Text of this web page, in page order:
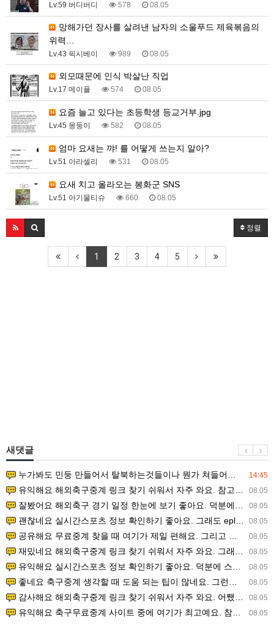
Lv.59 버디버디 578 08.05
위력…
Lv.43 픽시베이 989 08.05
외모때문에 인식 박살난 직업
Lv.17 메이플 574 08.05
요즘 늘고 있다는 초등학생 등교거부.jpg
Lv.45 몽둥이 582 08.05
엄마 요새는 꺄! 를 어떻게 쓰는지 알아?
Lv.51 아라셀리 531 08.05
요새 치고 올라오는 봉화군 SNS
Lv.51 아기물티슈 660 08.05
정렬
1 2 3 4 5
새댓글
14:45
누가봐도 민둥 만들어서 탈북하는것들이나 뭔가 쳐들어오는 낌새를 미리 알아차리기 위함이지 저걸 전쟁준비라고 하…
08.05
유익해요 해외축구중계 링크 찾기 쉬워서 자주 와요. 참고로 무료스포츠중계 정보 확인할 때 출처 꼭 체크해요.…
08.05
잘봤어요 해외축구 경기 일정 한눈에 보기 좋아요. 덕분에 epl중계 볼 때 공식 중계 채널 먼저 찾아봐요. …
08.05
괜찮네요 실시간스포츠 정보 확인하기 좋아요. 그래도 epl중계 볼 때 공식 중계 채널 먼저 찾아봐요. 북마크…
08.05
공유해요 무료중계 찾을 때 여기가 제일 편해요. 그리고 무료스포츠중계 정보 확인할 때 출처 꼭 체크해요. 앞…
08.05
재밌네요 해외축구중계 링크 찾기 쉬워서 자주 와요. 그래서 해외축구중계도 정식 서비스로 봐야 안전해요. 다음…
08.05
유익해요 실시간스포츠 정보 확인하기 좋아요. 덕분에 스포츠중계는 합법적인 경로로만 시청하려 해요. 좋은 정보…
08.05
좋네요 축구중계 생각할 때 도움 되는 팁이 많네요. 그런데 해외축구중계도 정식 서비스로 봐야 안전해요. 다음…
08.05
감사해요 해외축구중계 링크 찾기 쉬워서 자주 와요. 어쨌든 축구무료중계도 합법적인 곳에서 봐야 마음 편해요.…
08.05
유익해요 축구무료중계 사이트 중에 여기가 최고예요. 참고로 축구무료중계도 합법적인 곳에서 봐야 마음 편해요.…